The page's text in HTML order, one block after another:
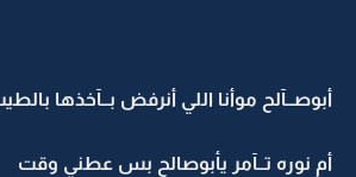
أبوصــآلح موأنا اللي أنرفض بــآخذها
أم نوره تــآمر يأبوصالح بس عطني وقت